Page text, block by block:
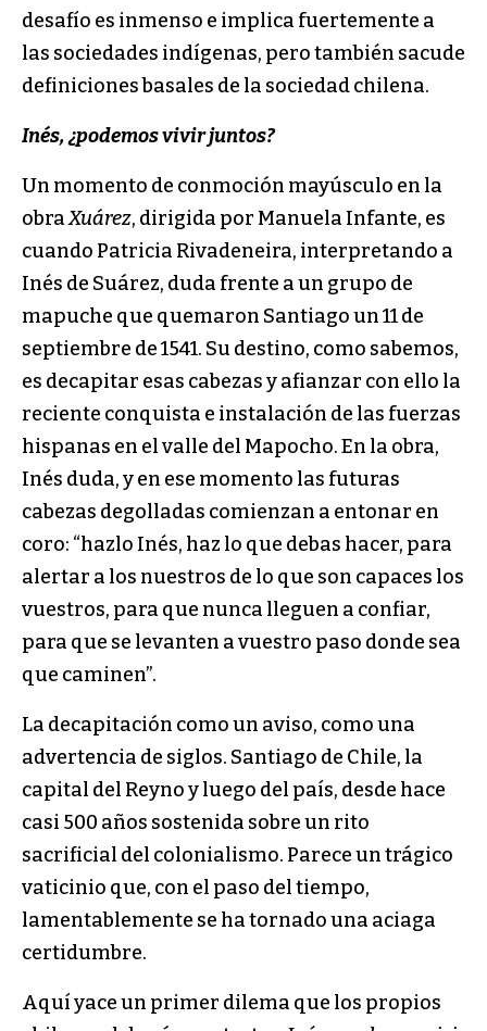
desafío es inmenso e implica fuertemente a
las sociedades indígenas, pero también sacude
definiciones basales de la sociedad chilena.
Inés, ¿podemos vivir juntos?
Un momento de conmoción mayúsculo en la
obraXuárez, dirigida por Manuela Infante, es
cuando Patricia Rivadeneira, interpretando a
Inés de Suárez, duda frente a un grupo de
mapuche que quemaron Santiago un 11 de
septiembre de 1541. Su destino, como sabemos,
es decapitar esas cabezas y afianzar con ello la
reciente conquista e instalación de las fuerzas
hispanas en el valle del Mapocho. En la obra,
Inés duda, y en ese momento las futuras
cabezas degolladas comienzan a entonar en
coro: “hazlo Inés, haz lo que debas hacer, para
alertar a los nuestros de lo que son capaces los
vuestros, para que nunca lleguen a confiar,
para que se levanten a vuestro paso donde sea
que caminen”.
La decapitación como un aviso, como una
advertencia de siglos. Santiago de Chile, la
capital del Reyno y luego del país, desde hace
casi 500 años sostenida sobre un rito
sacrificial del colonialismo. Parece un trágico
vaticinio que, con el paso del tiempo,
lamentablemente se ha tornado una aciaga
certidumbre.
Aquí yace un primer dilema que los propios